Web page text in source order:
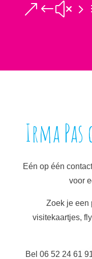
Irma
Eén op één
voor
Zoek je een
visitekaartjes,
Bel 06 52 24 61